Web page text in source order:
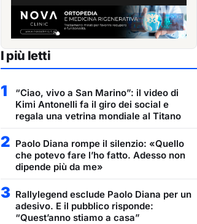
I più letti
1
“Ciao, vivo a San Marino”: il video di
Kimi Antonelli fa il giro dei social e
regala una vetrina mondiale al Titano
2 Paolo Diana rompe il silenzio: «Quello
che potevo fare l’ho fatto. Adesso non
dipende più da me»
3 Rallylegend esclude Paolo Diana per un
adesivo. E il pubblico risponde:
“Quest’anno stiamo a casa”